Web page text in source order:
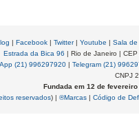
| Facebook| Twitter| Youtube | Sala de
Estrada da Bica 96 | Rio de Janeiro |
(21) 996297920| Telegram (21)
CNPJ
Fundada em 12 de fevereiro
reservados) | ®Marcas| Código de